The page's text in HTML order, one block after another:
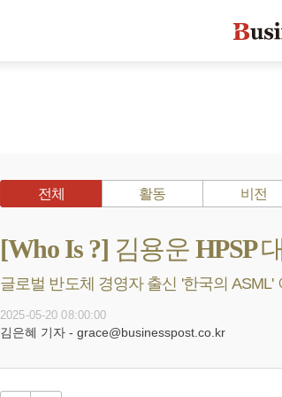
전체 활동 비전
[Who Is ?] 김용운 HPSP
글로벌 반도체 경영자 출신 '한국의 ASML'
2025-05-20 08:00:00
김은혜 기자 - grace@businesspost.co.kr